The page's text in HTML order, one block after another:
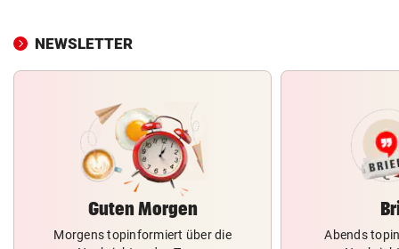
NEWSLETTER
Guten Morgen
Morgens topinformiert über die
Abends